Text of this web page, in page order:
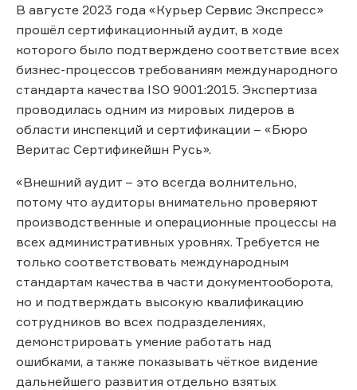
В августе 2023 года «Курьер Сервис Экспресс»
прошёл сертификационный аудит, в ходе
которого было подтверждено соответствие всех
бизнес-процессов требованиям международного
стандарта качества ISO 9001:2015. Экспертиза
проводилась одним из мировых лидеров в
области инспекций и сертификации – «Бюро
Веритас Сертификейшн Русь».
«Внешний аудит – это всегда волнительно,
потому что аудиторы внимательно проверяют
производственные и операционные процессы на
всех административных уровнях. Требуется не
только соответствовать международным
стандартам качества в части документооборота,
но и подтверждать высокую квалификацию
сотрудников во всех подразделениях,
демонстрировать умение работать над
ошибками, а также показывать чёткое видение
дальнейшего развития отдельно взятых